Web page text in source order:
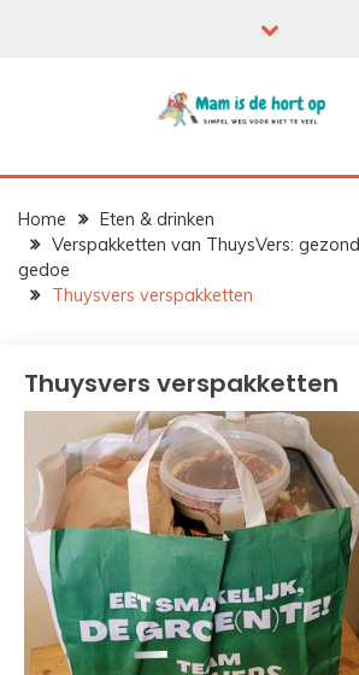
Home
Eten & drinken
Verspakketten van ThuysVers:
gedoe
Thuysvers verspakketten
Thuysvers verspakketten